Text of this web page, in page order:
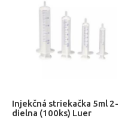
Injekčná striekačka 5ml 2-
dielna (100ks) Luer